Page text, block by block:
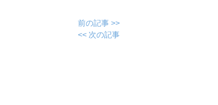
前の記事 >>
<< 次の記事